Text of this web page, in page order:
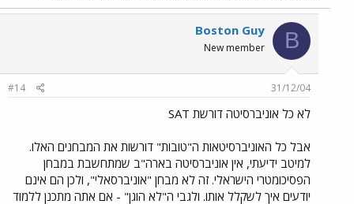
B
Boston Guy
New member
31/12/04
#14
לא כל אוניברסיטה דורשת SAT
אבל כל האוניברסיטאות ה"טובות" דורשות את המבחנים האלו.
למיטב ידיעתי, אין אוניברסיטה בארה"ב שמתחשבת במבחן
הפסיכומטרי הישראלי. זה לא מבחן "אוניברסאלי", ולכן הם אינם
יודעים איך לשקלל אותו. ולגבי ה"לא הוגן" - אם אתה מתכנן ללמוד